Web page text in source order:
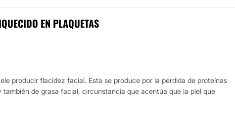
EN PLAQUETAS
producir flacidez facial. Esta se produce por la pérdida de proteínas
de grasa facial, circunstancia que acentúa que la piel que